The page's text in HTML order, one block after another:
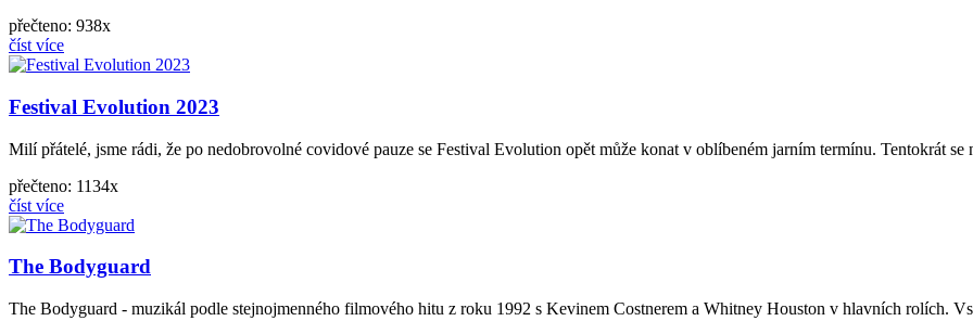
přečteno: 938x
číst více
Festival Evolution 2023
Milí přátelé, jsme rádi, že po nedobrovolné covidové pauze se Festival Evolution opět může konat v oblíbeném jarním termínu. Tentokrát se
přečteno: 1134x
číst více
The Bodyguard
The Bodyguard - muzikál podle stejnojmenného filmového hitu z roku 1992 s Kevinem Costnerem a Whitney Houston v hlavních rolích.